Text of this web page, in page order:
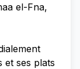
el-Fna,
et ses plats